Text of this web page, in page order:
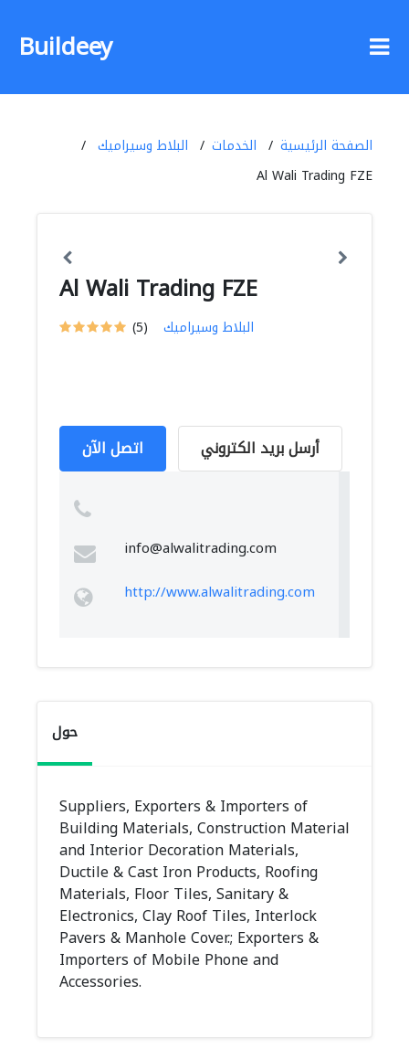
Buildeey
الصفحة الرئيسية الخدمات
البلاط وسيراميك
Al Wali Trading FZE
Al Wali Trading FZE
(5) البلاط وسيراميك
اتصل الآن أرسل بريد الكتروني
info@alwalitrading.com
http://www.alwalitrading.com
حول
Suppliers, Exporters & Importers of
Building Materials, Construction Material
and Interior Decoration Materials,
Ductile & Cast Iron Products, Roofing
Materials, Floor Tiles, Sanitary &
Electronics, Clay Roof Tiles, Interlock
Pavers & Manhole Cover.; Exporters &
Importers of Mobile Phone and
Accessories.